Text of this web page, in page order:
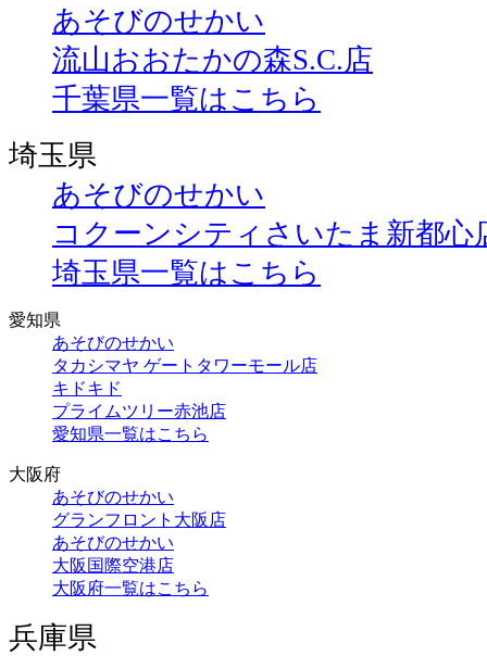
あそびのせかい
流山おおたかの森S.C.店
千葉県一覧はこちら
埼玉県
あそびのせかい
コクーンシティさいたま新都心
埼玉県一覧はこちら
愛知県
あそびのせかい
タカシマヤ ゲートタワーモール店
キドキド
プライムツリー赤池店
愛知県一覧はこちら
大阪府
あそびのせかい
グランフロント大阪店
あそびのせかい
大阪国際空港店
大阪府一覧はこちら
兵庫県